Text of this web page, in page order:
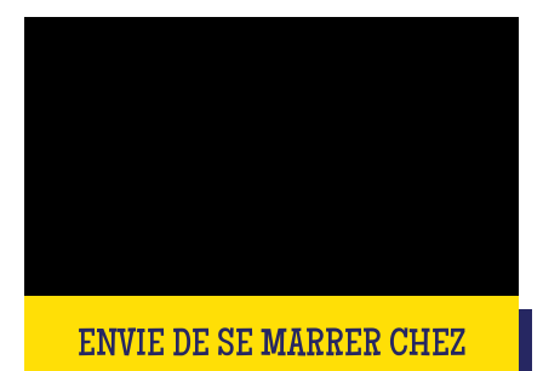
ENVIE DE SE MARRER CHEZ